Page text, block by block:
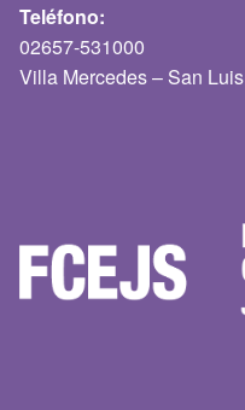
Teléfono:
02657-531000
Villa Mercedes – San Luis